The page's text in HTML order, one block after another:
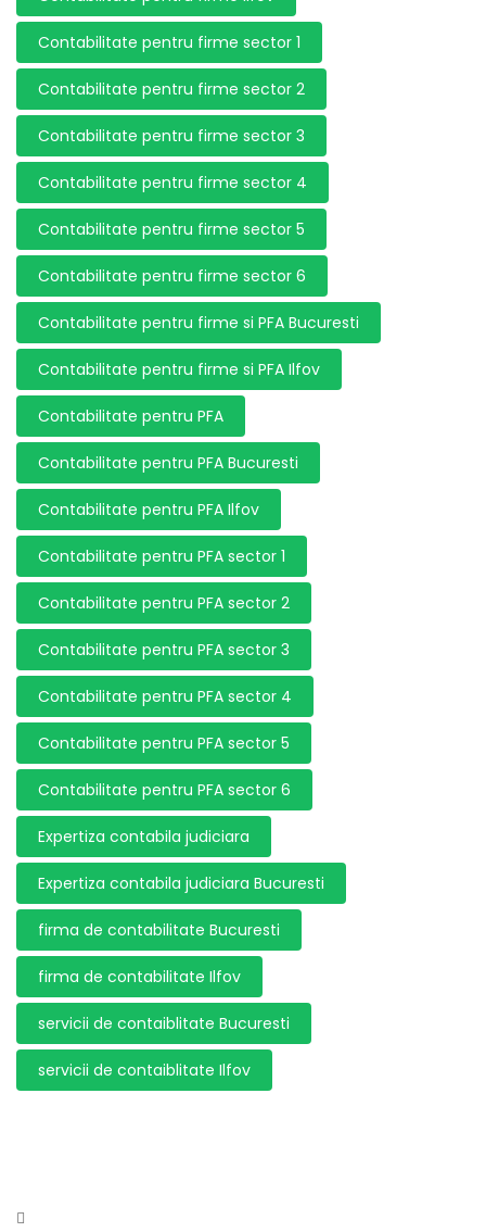
Contabilitate pentru firme sector 1
Contabilitate pentru firme sector 2
Contabilitate pentru firme sector 3
Contabilitate pentru firme sector 4
Contabilitate pentru firme sector 5
Contabilitate pentru firme sector 6
Contabilitate pentru firme si PFA Bucuresti
Contabilitate pentru firme si PFA Ilfov
Contabilitate pentru PFA
Contabilitate pentru PFA Bucuresti
Contabilitate pentru PFA Ilfov
Contabilitate pentru PFA sector 1
Contabilitate pentru PFA sector 2
Contabilitate pentru PFA sector 3
Contabilitate pentru PFA sector 4
Contabilitate pentru PFA sector 5
Contabilitate pentru PFA sector 6
Expertiza contabila judiciara
Expertiza contabila judiciara Bucuresti
firma de contabilitate Bucuresti
firma de contabilitate Ilfov
servicii de contaiblitate Bucuresti
servicii de contaiblitate Ilfov